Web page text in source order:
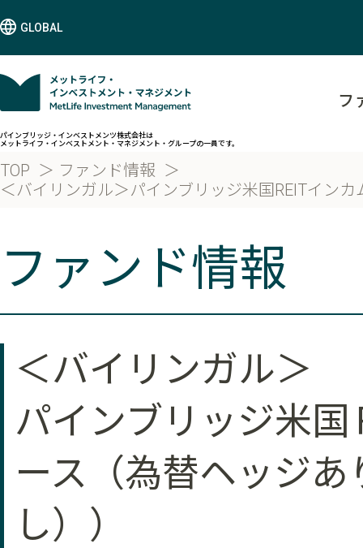
GLOBAL
パインブリッジ・インベストメンツ株式会社は
メットライフ・インベストメント・マネジメント・グループの一員です。
フ
TOP
ファンド情報
＜バイリンガル＞パインブリッジ米国REITイン
ファンド情報
＜バイリンガル＞
パインブリッジ米
ース（為替ヘッジ
し））